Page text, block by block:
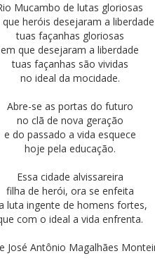
Mucambo de lutas gloriosas
que heróis desejaram a liberdade
tuas façanhas gloriosas
em que desejaram a liberdade
tuas façanhas são vividas
no ideal da mocidade.
Abre-se as portas do futuro
no clã de nova geração
e do passado a vida esquece
hoje pela educação.
Essa cidade alvissareira
filha de herói, ora se enfeita
luta ingente de homens fortes,
com o ideal a vida enfrenta.
José Antônio Magalhães